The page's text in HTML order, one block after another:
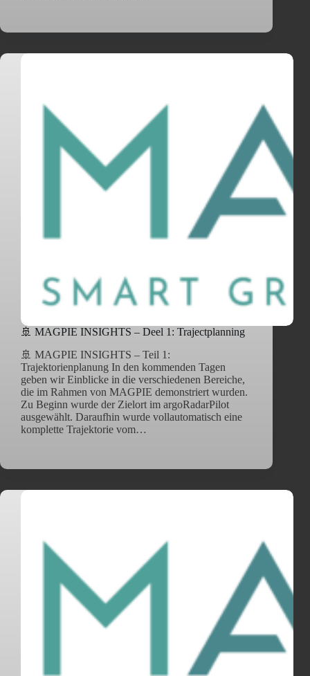
🚢 MAGPIE INSIGHTS – Deel 1: Trajectplanning
🚢 MAGPIE INSIGHTS – Teil 1:
Trajektorienplanung In den kommenden Tagen
geben wir Einblicke in die verschiedenen Bereiche,
die im Rahmen von MAGPIE demonstriert wurden.
Zu Beginn wurde der Zielort im argoRadarPilot
ausgewählt. Daraufhin wurde vollautomatisch eine
komplette Trajektorie vom…